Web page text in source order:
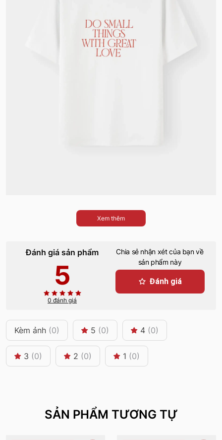
Xem thêm
Đánh giá sản phẩm
5
0 đánh giá
Chia sẻ nhận xét của bạn về
sản phẩm này
Đánh giá
Kèm ảnh (0) 5 (0) 4 (0)
3 (0) 2 (0) 1 (0)
SẢN PHẨM TƯƠNG TỰ